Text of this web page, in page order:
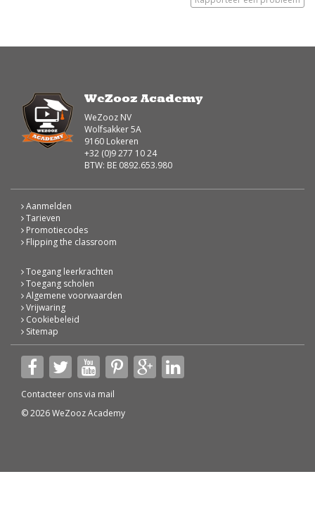
WeZooz Academy
WeZooz NV
Wolfsakker 5A
9160 Lokeren
+32 (0)9 277 10 24
BTW: BE 0892.653.980
Aanmelden
Tarieven
Promotiecodes
Flipping the classroom
Toegang leerkrachten
Toegang scholen
Algemene voorwaarden
Vrijwaring
Cookiebeleid
Sitemap
Contacteer ons via mail
© 2026 WeZooz Academy